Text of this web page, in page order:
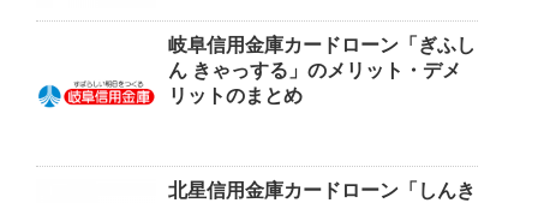
岐阜信用金庫カードローン「ぎふし
ん きゃっする」のメリット・デメ
リットのまとめ
北星信用金庫カードローン「しんき